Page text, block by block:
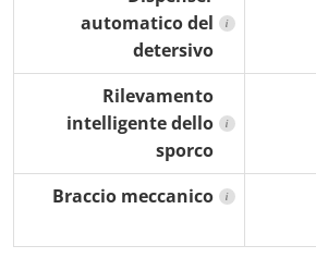
automatico del
detersivo
i
Rilevamento
intelligente dello
sporco
i
Braccio meccanico i